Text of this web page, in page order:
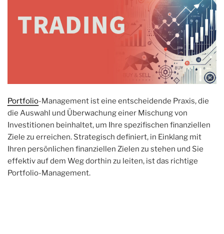
Portfolio-Management ist eine entscheidende Praxis, die
die Auswahl und Überwachung einer Mischung von
Investitionen beinhaltet, um Ihre spezifischen finanziellen
Ziele zu erreichen. Strategisch definiert, in Einklang mit
Ihren persönlichen finanziellen Zielen zu stehen und Sie
effektiv auf dem Weg dorthin zu leiten, ist das richtige
Portfolio-Management.